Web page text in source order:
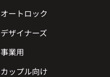
オートロック
デザイナーズ
事業用
カップル向け